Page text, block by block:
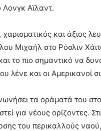
Λονγκ Αϊλαντ.
και άξιος
Μιχαήλ στο Ρόσλιν
το πιο σημαντικό να
λένε και οι Αμερικανοί
τα οράματά του
για νέους ορίζοντες.
του περικαλλούς